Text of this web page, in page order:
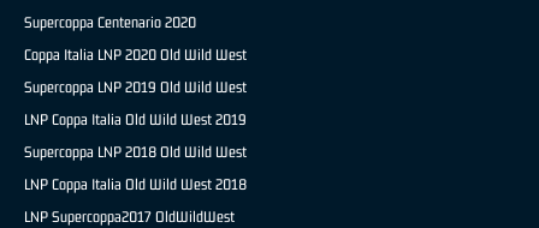
Supercoppa Centenario 2020
Coppa Italia LNP 2020 Old Wild West
Supercoppa LNP 2019 Old Wild West
LNP Coppa Italia Old Wild West 2019
Supercoppa LNP 2018 Old Wild West
LNP Coppa Italia Old Wild West 2018
LNP Supercoppa2017 OldWildWest